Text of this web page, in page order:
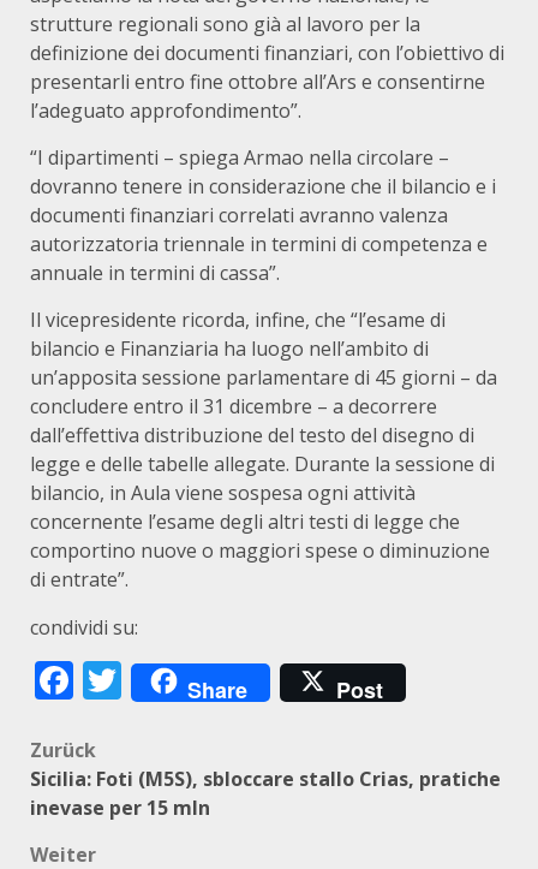
strutture regionali sono già al lavoro per la
definizione dei documenti finanziari, con l’obiettivo di
presentarli entro fine ottobre all’Ars e consentirne
l’adeguato approfondimento”.
“I dipartimenti – spiega Armao nella circolare –
dovranno tenere in considerazione che il bilancio e i
documenti finanziari correlati avranno valenza
autorizzatoria triennale in termini di competenza e
annuale in termini di cassa”.
Il vicepresidente ricorda, infine, che “l’esame di
bilancio e Finanziaria ha luogo nell’ambito di
un’apposita sessione parlamentare di 45 giorni – da
concludere entro il 31 dicembre – a decorrere
dall’effettiva distribuzione del testo del disegno di
legge e delle tabelle allegate. Durante la sessione di
bilancio, in Aula viene sospesa ogni attività
concernente l’esame degli altri testi di legge che
comportino nuove o maggiori spese o diminuzione
di entrate”.
condividi su:
Facebook
Twitter
Share Post
Beitragsnavigation
Zurück
Sicilia: Foti (M5S), sbloccare stallo Crias, pratiche
inevase per 15 mln
Weiter